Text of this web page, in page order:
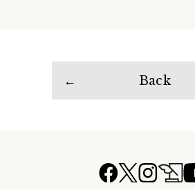
Back